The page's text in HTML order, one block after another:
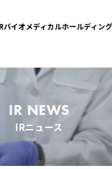
バイオメディカルホールディン
IR NEWS
IRニュース